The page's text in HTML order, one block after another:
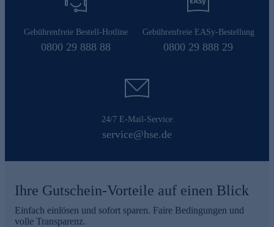
Gebührenfreie Bestell-Hotline
0800 29 888 88
Gebührenfreie EASy-Bestellung
0800 29 888 29
24/7 E-Mail-Service
service@hse.de
Ihre Gutschein-Vorteile auf einen Blick
Einfach einlösen und sofort sparen. Faire Bedingungen und
volle Transparenz.